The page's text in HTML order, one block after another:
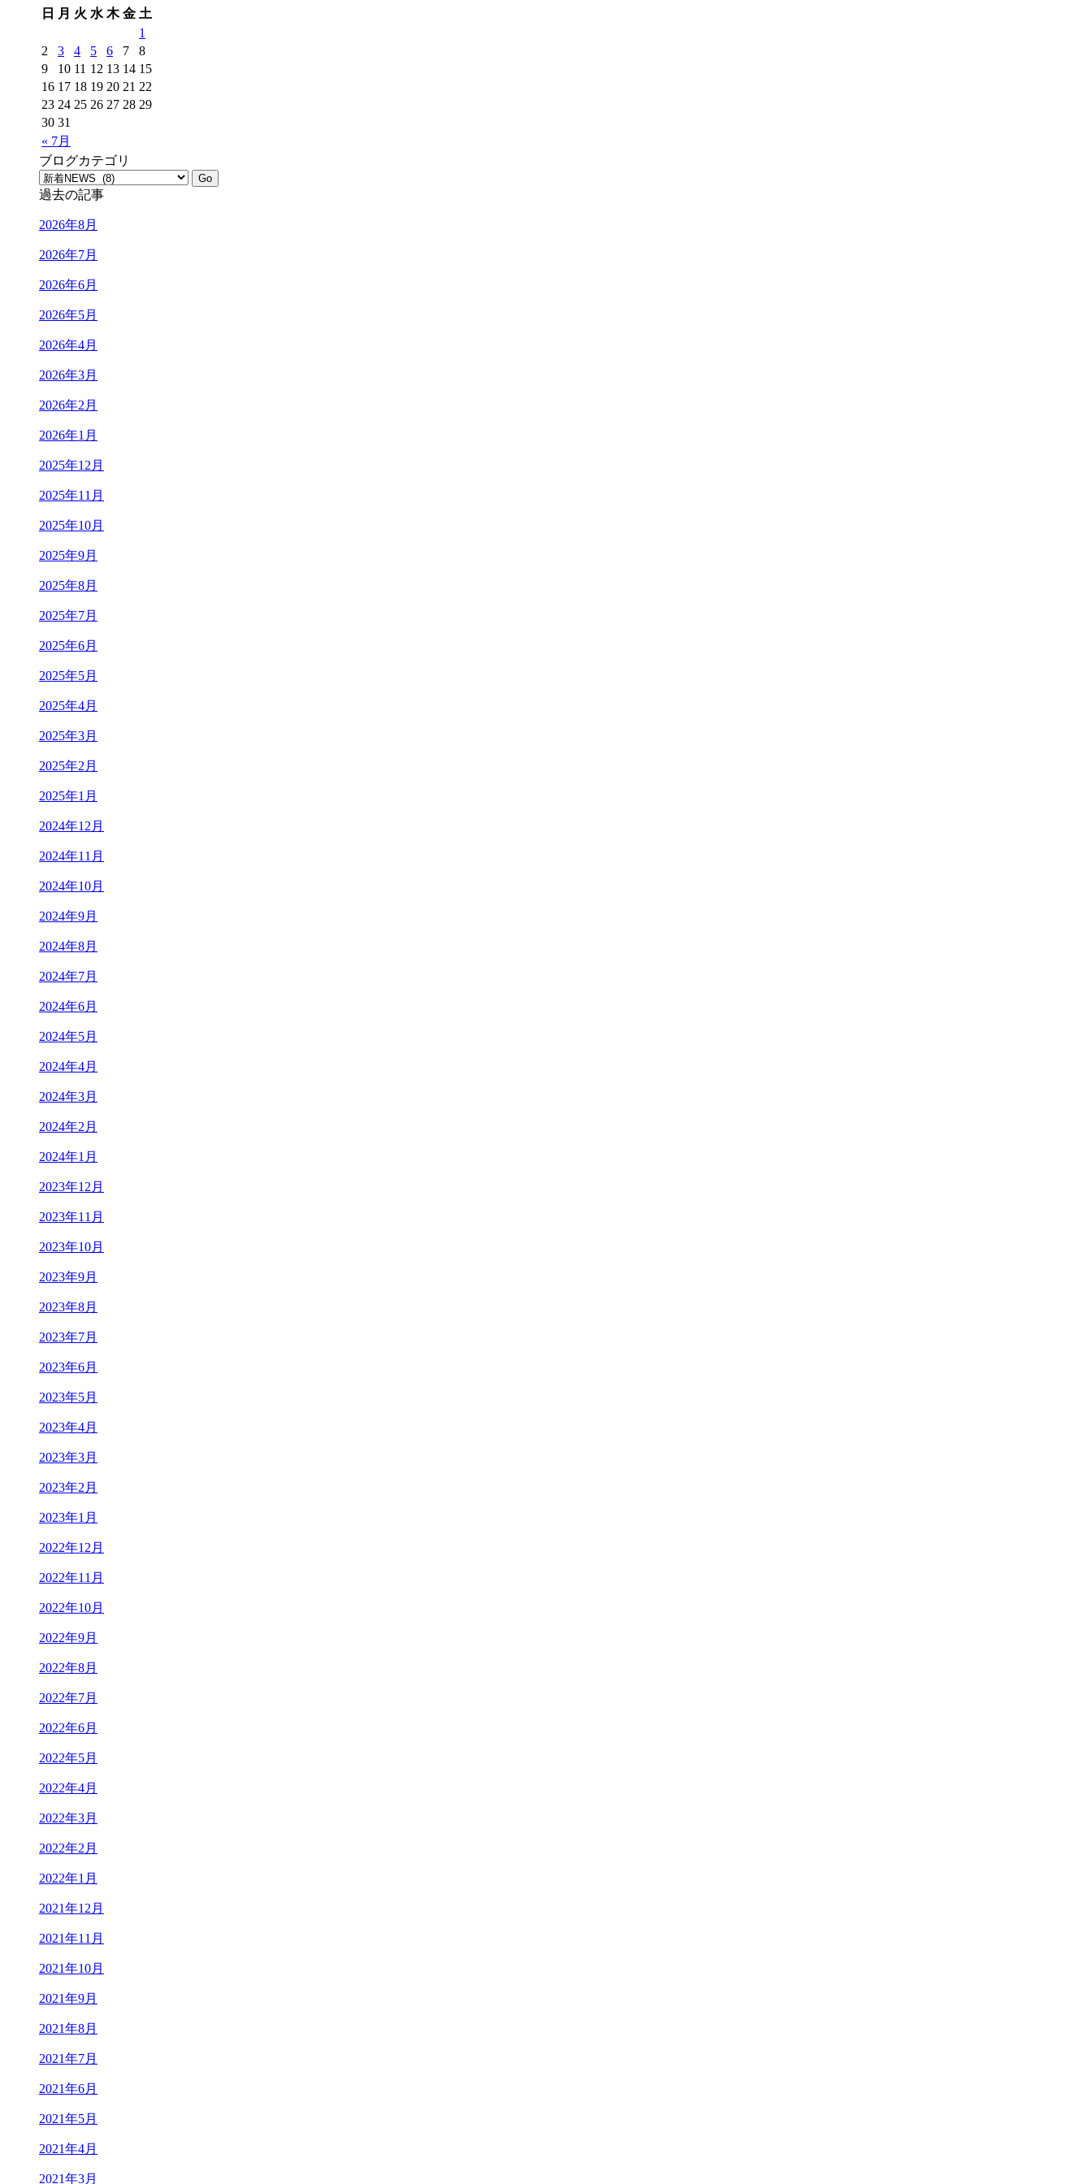
日
月 火 水 木 金 土
« 7月
1
2
3 4 5 6 7
8
9
10 11 12 13 14 15
16 17 18 19 20 21 22
23 24 25 26 27 28 29
30 31
ブログカテゴリ
過去の記事
2026年8月
2026年7月
2026年6月
2026年5月
2026年4月
2026年3月
2026年2月
2026年1月
2025年12月
2025年11月
2025年10月
2025年9月
2025年8月
2025年7月
2025年6月
2025年5月
2025年4月
2025年3月
2025年2月
2025年1月
2024年12月
2024年11月
2024年10月
2024年9月
2024年8月
2024年7月
2024年6月
2024年5月
2024年4月
2024年3月
2024年2月
2024年1月
2023年12月
2023年11月
2023年10月
2023年9月
2023年8月
2023年7月
2023年6月
2023年5月
2023年4月
2023年3月
2023年2月
2023年1月
2022年12月
2022年11月
2022年10月
2022年9月
2022年8月
2022年7月
2022年6月
2022年5月
2022年4月
2022年3月
2022年2月
2022年1月
2021年12月
2021年11月
2021年10月
2021年9月
2021年8月
2021年7月
2021年6月
2021年5月
2021年4月
2021年3月